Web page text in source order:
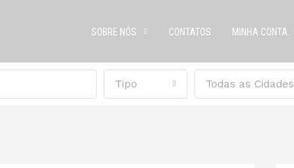
SOBRE NÓS CONTATOS MINHA CONTA
Tipo Todas as Cidades